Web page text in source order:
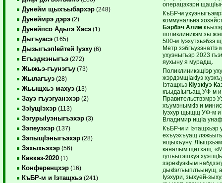
Дунейм щыхъыбархэр (248)
Дунеймрэ дэрэ (2)
Дунейпсо Адыгэ Хасэ (1)
Дыгъуасэ (165)
ДызыгъэпIейтей Iуэху (6)
Егъэджэныгъэ (272)
Жыжьэ-гъунэгъу (73)
Жылагъуэ (28)
Жьыщхьэ махуэ (13)
Зауэ гъуэгуанэхэр (2)
ЗэIущIэхэр (113)
ЗэгурыIуэныгъэхэр (3)
Зэпеуэхэр (137)
ЗэпыщIэныгъэхэр (28)
Зэхыхьэхэр (56)
Кавказ-2020 (1)
Конференцхэр (16)
КъБР-м и Iэтащхьэ (241)
операцэхэри
КъБР-м
коммунальнэ
Бэрбэч Алим
поликлиникэм зы
500-м
Метр зэбгъузэнатIэ
ухуэныгъэр 2023
яухыну я мурадщ.
ПоликлиникэщIэр
жэрдэмщIакIуэ
IэтащхьэКIуэкIуэ
къыдаIыгъащ УФ-м и
Правительствэмрэ
хъумэнымкIэ и
Iуэхур щыщщ УФ-м и
Владимир ищIа
КъБР-м и Iэтащхьэр
ехъуэхъуащ
ящыхъуну. ЛIыщхьэм
каналым щитхащ:
гулъытэшхуэ
зэрекIуэкIым
дыкIэлъыплъынущ,
Iуэхури, зыхуей-